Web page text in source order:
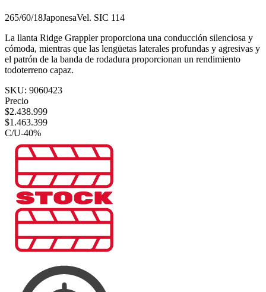
265/60/18JaponesaVel. SIC 114
La llanta Ridge Grappler proporciona una conducción silenciosa y
cómoda, mientras que las lengüetas laterales profundas y agresivas y
el patrón de la banda de rodadura proporcionan un rendimiento
todoterreno capaz.
SKU: 9060423
Precio
$2.438.999
$1.463.399
C/U-40%